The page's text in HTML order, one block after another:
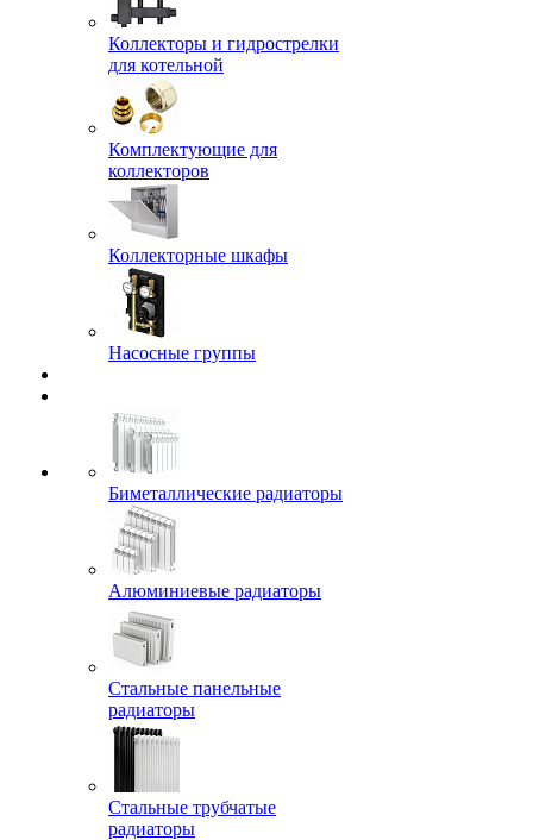
Коллекторы и гидрострелки
для котельной
Комплектующие для
коллекторов
Коллекторные шкафы
Насосные группы
Биметаллические радиаторы
Алюминиевые радиаторы
Стальные панельные
радиаторы
Стальные трубчатые
радиаторы